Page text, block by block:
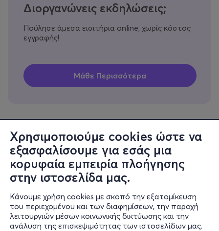
Χρησιμοποιούμε cookies ώστε να
εξασφαλίσουμε για εσάς μια
κορυφαία εμπειρία πλοήγησης
στην ιστοσελίδα μας.
Κάνουμε χρήση cookies με σκοπό την εξατομίκευση
του περιεχομένου και των διαφημίσεων, την παροχή
λειτουργιών μέσων κοινωνικής δικτύωσης και την
ανάλυση της επισκεψιμότητας των ιστοσελίδων μας.
Διοργανώνεις εκδηλώσεις;
Πούλησε άμεσα εισιτήρια online, χωρίς κόστος
εγγραφής!
Πληροφορίες
Υποστήριξη
Stay Connected